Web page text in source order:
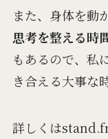
また、身体を動
思考を整える時
もあるので、私
き合える大事な
詳しくは